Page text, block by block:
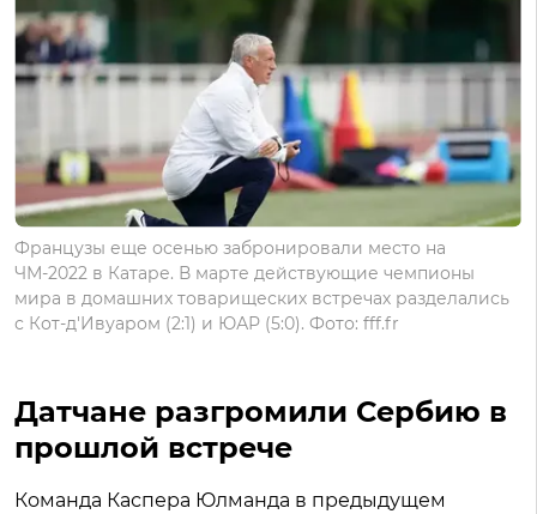
Французы еще осенью забронировали место на
ЧМ-2022 в Катаре. В марте действующие чемпионы
мира в домашних товарищеских встречах разделались
с Кот-д'Ивуаром (2:1) и ЮАР (5:0). Фото: fff.fr
Датчане разгромили Сербию в
прошлой встрече
Команда Каспера Юлманда в предыдущем